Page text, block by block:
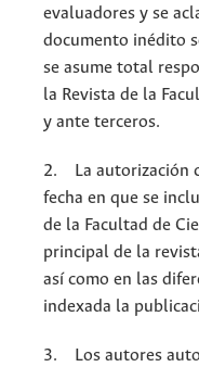
evaluadores y se
documento inédito
se asume total
la Revista de la
y ante terceros.
2. La autorización
fecha en que se
de la Facultad de
principal de la
así como en las
indexada la
3. Los autores